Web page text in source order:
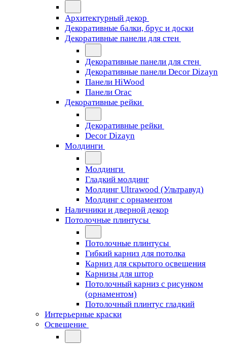
Архитектурный декор
Декоративные балки, брус и доски
Декоративные панели для стен
Декоративные панели для стен
Декоративные панели Decor Dizayn
Панели HiWood
Панели Orac
Декоративные рейки
Декоративные рейки
Decor Dizayn
Молдинги
Молдинги
Гладкий молдинг
Молдинг Ultrawood (Ультравуд)
Молдинг с орнаментом
Наличники и дверной декор
Потолочные плинтусы
Потолочные плинтусы
Гибкий карниз для потолка
Карниз для скрытого освещения
Карнизы для штор
Потолочный карниз с рисунком
(орнаментом)
Потолочный плинтус гладкий
Интерьерные краски
Освещение